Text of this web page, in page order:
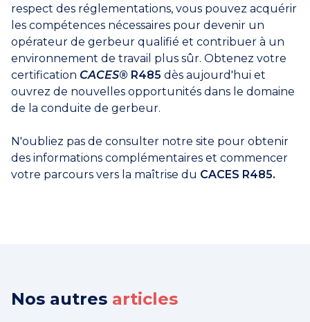
respect des réglementations, vous pouvez acquérir
les compétences nécessaires pour devenir un
opérateur de gerbeur qualifié et contribuer à un
environnement de travail plus sûr. Obtenez votre
certification CACES® R485 dès aujourd'hui et
ouvrez de nouvelles opportunités dans le domaine
de la conduite de gerbeur.
N'oubliez pas de consulter notre site pour obtenir
des informations complémentaires et commencer
votre parcours vers la maîtrise du CACES R485.
Nos autres articles